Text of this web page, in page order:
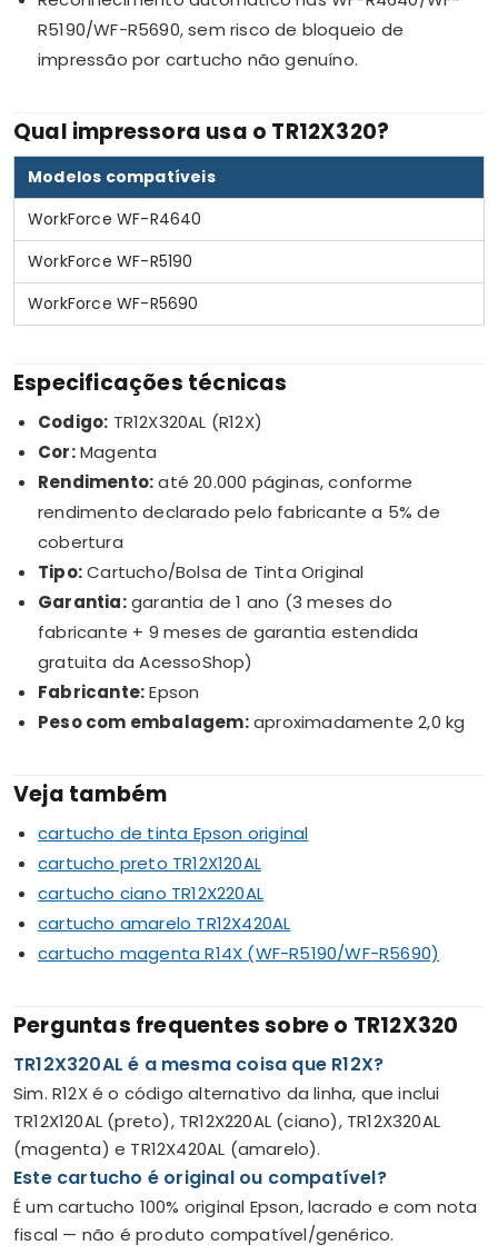
R5190/WF-R5690, sem risco de bloqueio de
impressão por cartucho não genuíno.
Qual impressora usa o TR12X320?
Modelos compatíveis
WorkForce WF-R4640
WorkForce WF-R5190
WorkForce WF-R5690
Especificações técnicas
Codigo: TR12X320AL (R12X)
Cor:Magenta
Rendimento:até 20.000 páginas, conforme
rendimento declarado pelo fabricante a 5% de
cobertura
Tipo:Cartucho/Bolsa de Tinta Original
Garantia:garantia de 1 ano (3 meses do
fabricante + 9 meses de garantia estendida
gratuita da AcessoShop)
Fabricante:Epson
Peso com embalagem:aproximadamente 2,0 kg
Veja também
cartucho de tinta Epson original
cartucho preto TR12X120AL
cartucho ciano TR12X220AL
cartucho amarelo TR12X420AL
cartucho magenta R14X (WF-R5190/WF-R5690)
Perguntas frequentes sobre o TR12X320
TR12X320AL é a mesma coisa que R12X?
Sim. R12X é o código alternativo da linha, que inclui
TR12X120AL (preto), TR12X220AL (ciano), TR12X320AL
(magenta) e TR12X420AL (amarelo).
Este cartucho é original ou compatível?
É um cartucho 100% original Epson, lacrado e com nota
fiscal — não é produto compatível/genérico.